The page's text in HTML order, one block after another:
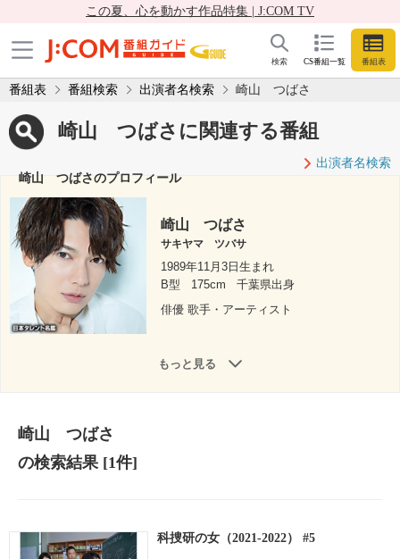
この夏、心を動かす作品特集 | J:COM TV
CS番組一覧 番組表
検索
番組表 番組検索 出演者名検索 崎山 つばさ
崎山 つばさに関連する番組
出演者名検索
崎山 つばさのプロフィール
崎山 つばさ
サキヤマ ツバサ
1989年11月3日生まれ
B型
175cm
千葉県出身
俳優 歌手・アーティスト
もっと見る
崎山 つばさ
の検索結果[1件]
科捜研の女（2021-2022） #5